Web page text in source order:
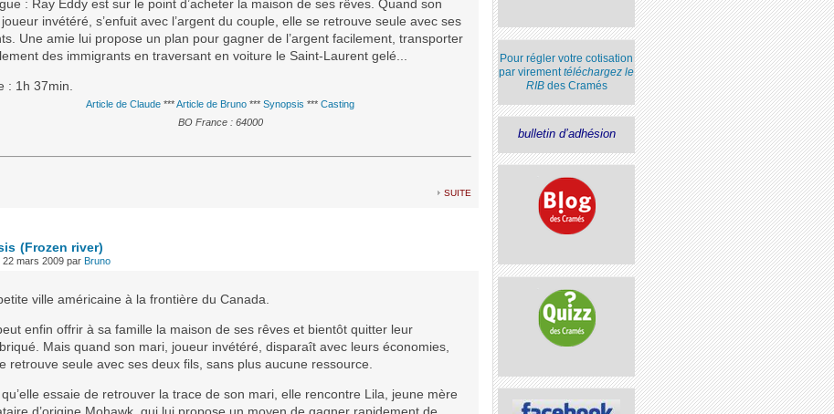
: Ray Eddy est sur le point d’acheter la maison de ses rêves. Quand son
invétéré, s’enfuit avec l’argent du couple, elle se retrouve seule avec ses
Une amie lui propose un plan pour gagner de l’argent facilement, transporter
des immigrants en traversant en voiture le Saint-Laurent gelé...
: 1h 37min.
Article de Claude ***Article de Bruno *** Synopsis *** Casting
BO France : 64000
suite
(Frozen river)
22 mars 2009 par Bruno
ville américaine à la frontière du Canada.
enfin offrir à sa famille la maison de ses rêves et bientôt quitter leur
Mais quand son mari, joueur invétéré, disparaît avec leurs économies,
retrouve seule avec ses deux fils, sans plus aucune ressource.
essaie de retrouver la trace de son mari, elle rencontre Lila, jeune mère
Pour régler votre cotisation
par virementtéléchargez le
RIBdes Cramés
bulletin d’adhésion